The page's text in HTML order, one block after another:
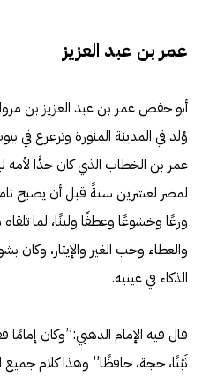
عمر بن عبد العزيز
أبو حفص عمر بن عبد العزيز بن
وُلد في المدينة المنورة وترعرع في
لمصر لعشرين سنةً قبل أن يصبح
ورعًا وخشوعًا وعطفًا ولينًا، لما
والعطاء وحب الغير والإيثار، وكان
الذكاء في عينيه.
قال فيه الإمام الذهبي:”وكان إمامًا
ثَبْتًا، حجة، حافظًا” وهذا كلام